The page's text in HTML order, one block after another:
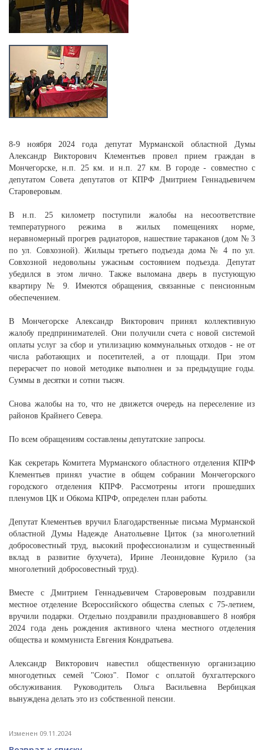
8-9 ноября 2024 года депутат Мурманской областной Думы
Александр Викторович Клементьев провел прием граждан в
Мончегорске, н.п. 25 км. и н.п. 27 км. В городе - совместно с
депутатом Совета депутатов от КПРФ Дмитрием Геннадьевичем
Староверовым.
В н.п. 25 километр поступили жалобы на несоответствие
температурного режима в жилых помещениях норме,
неравномерный прогрев радиаторов, нашествие тараканов (дом № 3
по ул. Совхозной). Жильцы третьего подъезда дома № 4 по ул.
Совхозной недовольны ужасным состоянием подъезда. Депутат
убедился в этом лично. Также выломана дверь в пустующую
квартиру № 9. Имеются обращения, связанные с пенсионным
обеспечением.
В Мончегорске Александр Викторович принял коллективную
жалобу предпринимателей. Они получили счета с новой системой
оплаты услуг за сбор и утилизацию коммунальных отходов - не от
числа работающих и посетителей, а от площади. При этом
перерасчет по новой методике выполнен и за предыдущие годы.
Суммы в десятки и сотни тысяч.
Снова жалобы на то, что не движется очередь на переселение из
районов Крайнего Севера.
По всем обращениям составлены депутатские запросы.
Как секретарь Комитета Мурманского областного отделения КПРФ
Клементьев принял участие в общем собрании Мончегорского
городского отделения КПРФ. Рассмотрены итоги прошедших
пленумов ЦК и Обкома КПРФ, определен план работы.
Депутат Клементьев вручил Благодарственные письма Мурманской
областной Думы Надежде Анатольевне Циток (за многолетний
добросовестный труд, высокий профессионализм и существенный
вклад в развитие бухучета), Ирине Леонидовне Курило (за
многолетний добросовестный труд).
Вместе с Дмитрием Геннадьевичем Староверовым поздравили
местное отделение Всероссийского общества слепых с 75-летием,
вручили подарки. Отдельно поздравили праздновавшего 8 ноября
2024 года день рождения активного члена местного отделения
общества и коммуниста Евгения Кондратьева.
Александр Викторович навестил общественную организацию
многодетных семей "Союз". Помог с оплатой бухгалтерского
обслуживания. Руководитель Ольга Васильевна Вербицкая
вынуждена делать это из собственной пенсии.
Изменен 09.11.2024